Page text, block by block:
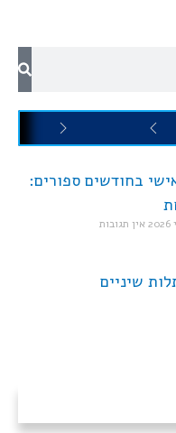
בחודשים ספורים:
אין תגובות
שיניים